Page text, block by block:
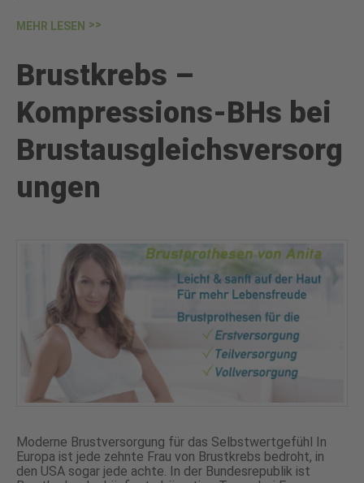
MEHR LESEN
Brustkrebs –
Kompressions-BHs bei
Brustausgleichsversorg
ungen
Moderne Brustversorgung für das Selbstwertgefühl In
Europa ist jede zehnte Frau von Brustkrebs bedroht, in
den USA sogar jede achte. In der Bundesrepublik ist